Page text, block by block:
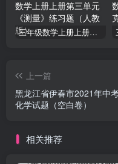
三年级数学上册上册第三单元《测量》练习题（人教版）
上一篇
黑龙江省伊春市2021年中
化学试题（空白卷）
相关推荐